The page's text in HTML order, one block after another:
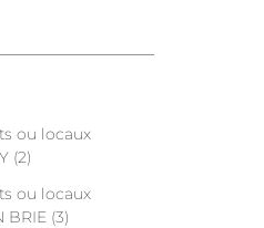
ou locaux
(2)
ou locaux
BRIE (3)